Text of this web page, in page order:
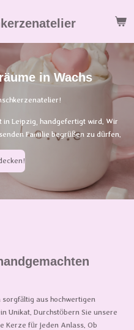
in Wachs
in Leipzig, handgefertigt wird. Wir
Familie begrüßen zu dürfen.
aus hochwertigen
Unikat. Durchstöbern Sie unsere
Kerze für jeden Anlass. Ob